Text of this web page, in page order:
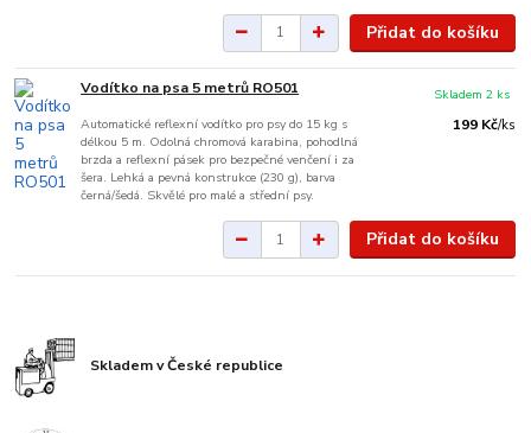
Přidat do košíku
Vodítko na psa 5 metrů RO501
Automatické reflexní vodítko pro psy do 15 kg s
délkou 5 m. Odolná chromová karabina, pohodlná
brzda a reflexní pásek pro bezpečné venčení i za
šera. Lehká a pevná konstrukce (230 g), barva
černá/šedá. Skvělé pro malé a střední psy.
199 Kč/ks
Skladem 2 ks
Přidat do košíku
Skladem v České republice